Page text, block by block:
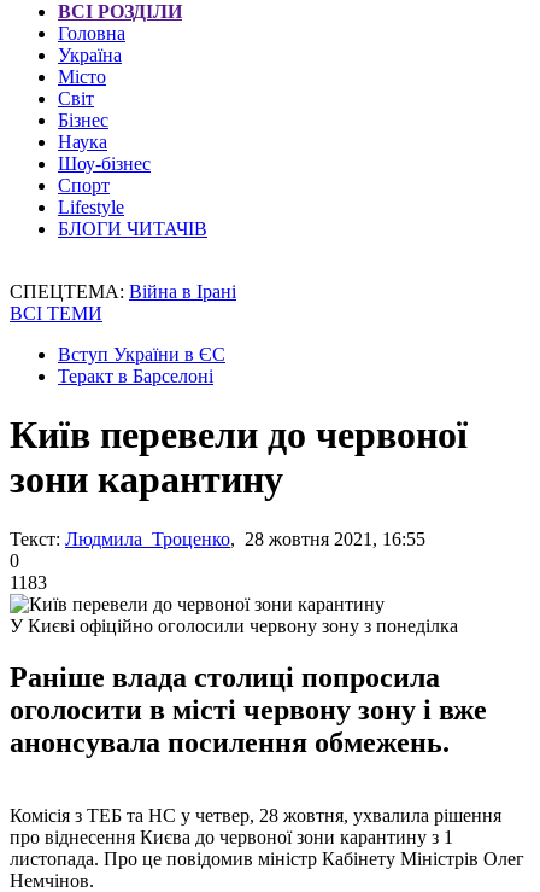
ВСІ РОЗДІЛИ
Головна
Україна
Місто
Світ
Бізнес
Наука
Шоу-бізнес
Спорт
Lifestyle
БЛОГИ ЧИТАЧІВ
СПЕЦТЕМА: Війна в Ірані
ВСІ ТЕМИ
Вступ України в ЄС
Теракт в Барселоні
Київ перевели до червоної
зони карантину
Текст: Людмила Троценко, 28 жовтня 2021, 16:55
0
1183
У Києві офіційно оголосили червону зону з понеділка
Раніше влада столиці попросила
оголосити в місті червону зону і вже
анонсувала посилення обмежень.
Комісія з ТЕБ та НС у четвер, 28 жовтня, ухвалила рішення
про віднесення Києва до червоної зони карантину з 1
листопада. Про це повідомив міністр Кабінету Міністрів Олег
Немчінов.